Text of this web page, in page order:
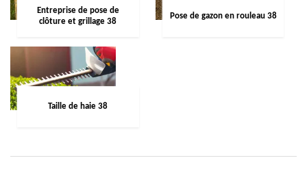
Entreprise de pose de
clôture et grillage 38
Pose de gazon en rouleau 38
Taille de haie 38